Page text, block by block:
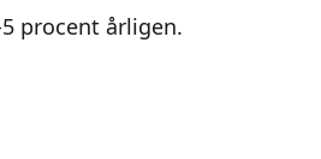
procent årligen.